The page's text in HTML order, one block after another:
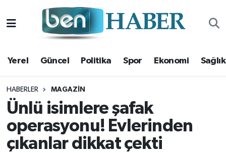
Yerel Güncel Politika Spor Ekonomi Sağlık
HABERLER MAGAZIN
Ünlü isimlere şafak
operasyonu! Evlerinden
çıkanlar dikkat çekti
Yerel
Güncel
Politika
Spor
Ekonomi
Hava Durumu
Trafik Durumu
Süper Lig Puan Durumu ve Fikstür
Tüm Manşetler
Son Dakika Haberleri